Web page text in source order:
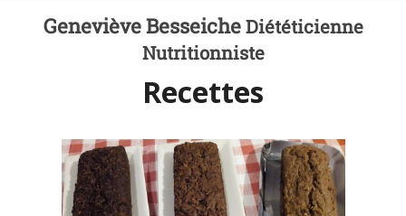
Geneviève BesseicheDiététicienne
Nutritionniste
Recettes